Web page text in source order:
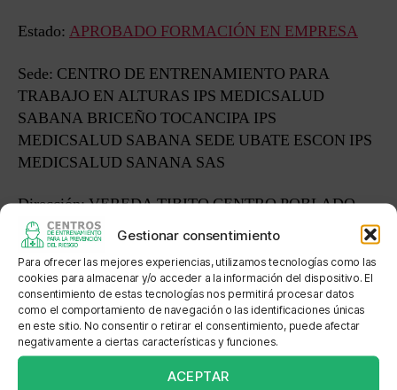
Gestionar consentimiento
Para ofrecer las mejores experiencias, utilizamos tecnologías como las
cookies para almacenar y/o acceder a la información del dispositivo. El
consentimiento de estas tecnologías nos permitirá procesar datos
como el comportamiento de navegación o las identificaciones únicas
en este sitio. No consentir o retirar el consentimiento, puede afectar
negativamente a ciertas características y funciones.
ACEPTAR
Estado: APROBADO FORMACIÓN EN EMPRESA
Sede: CENTRO DE ENTRENAMIENTO PARA
TRABAJO EN ALTURAS IPS MEDICSALUD
SABANA BRICEÑO TOCANCIPA IPS
MEDICSALUD SABANA SEDE UBATE ESCON IPS
MEDICSALUD SANANA SAS
Dirección: VEREDA TIBITO CENTRO POBLADO
SECTOR LAS QUINTAS FINCA LA PONDEROSA
TOCANCIPÁ VEREDA TIBITO CENTRO POBLADO
SECTOR LAS QUINTAS FINCA LA PONDEROSA
TOCANCIPÁ KILOMETRO 1.5 VIA UBATE -
BOGOTA, PARQUE EMPRESARIAL EBATE
PARQUE EMPRESARIAL EBATÉ KM 1.5 VIA
UBATÉ - BOGOTA